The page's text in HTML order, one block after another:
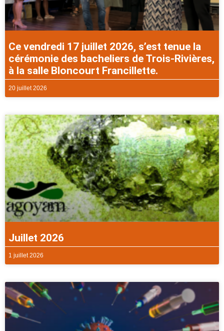
Ce vendredi 17 juillet 2026, s’est tenue la
cérémonie des bacheliers de Trois-Rivières,
à la salle Bloncourt Francillette.
20 juillet 2026
Juillet 2026
1 juillet 2026